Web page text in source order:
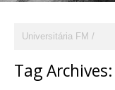
Universitária FM
Tag Archives: